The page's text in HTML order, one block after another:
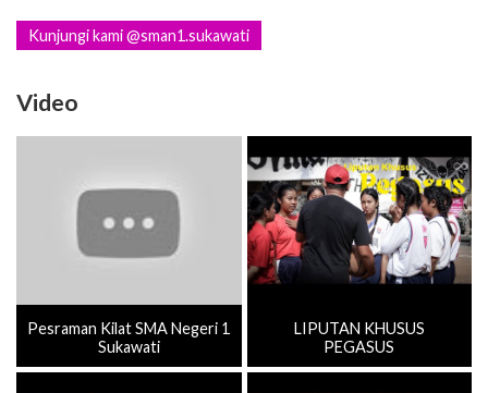
Video
Pesraman Kilat SMA Negeri 1
LIPUTAN KHUSUS
PEGASUS